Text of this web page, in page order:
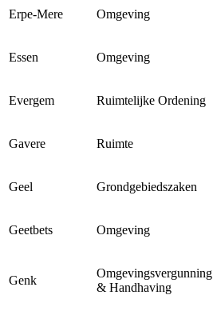
Erpe-Mere Omgeving
Essen Omgeving
Evergem Ruimtelijke Ordening
Gavere Ruimte
Geel Grondgebiedszaken
Geetbets Omgeving
Genk
Omgevingsvergunning
& Handhaving